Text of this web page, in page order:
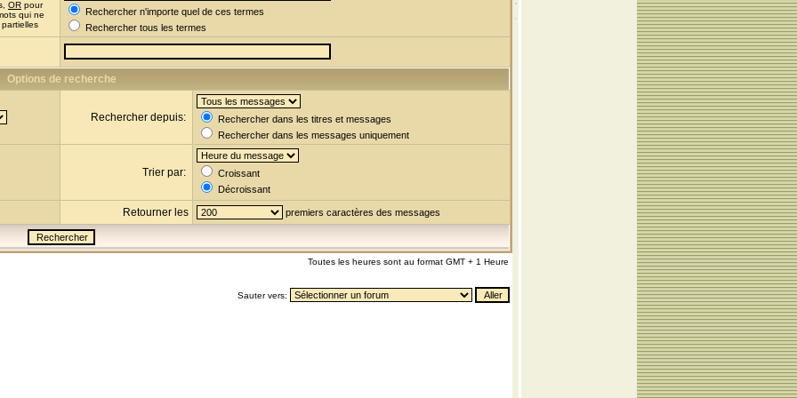
OR pour
qui ne
Rechercher n'importe quel de ces termes
Rechercher tous les termes
Options de recherche
Rechercher depuis:
Rechercher dans les titres et messages
Rechercher dans les messages uniquement
Trier par:
Croissant
Décroissant
Retourner les premiers caractères des messages
Toutes les heures sont au format GMT + 1 Heure
Sauter vers: